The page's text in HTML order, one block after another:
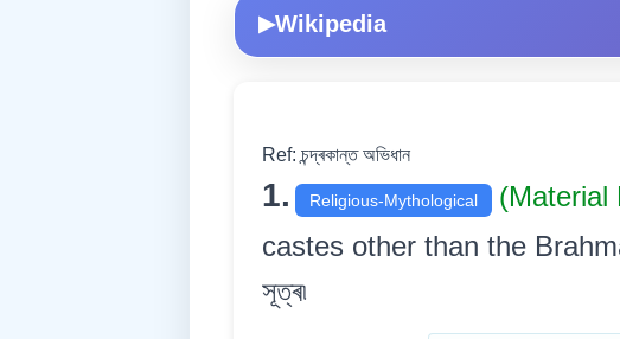
▶Wikipedia
Ref: চন্দ্ৰকান্ত অভিধান
1. Religious-Mythological (Material
castes other than the
সূত্ৰ৷